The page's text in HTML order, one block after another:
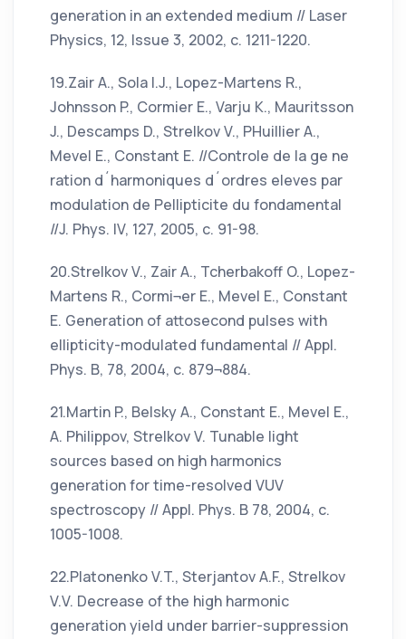
generation in an extended medium // Laser
Physics, 12, Issue 3, 2002, c. 1211-1220.
19.Zair A., Sola I.J., Lopez-Martens R.,
Johnsson P., Cormier E., Varju K., Mauritsson
J., Descamps D., Strelkov V., PHuillier A.,
Mevel E., Constant E. //Controle de la ge ne
ration d´harmoniques d´ordres eleves par
modulation de Pellipticite du fondamental
//J. Phys. IV, 127, 2005, c. 91-98.
20.Strelkov V., Zair A., Tcherbakoff O., Lopez-
Martens R., Cormi¬er E., Mevel E., Constant
E. Generation of attosecond pulses with
ellipticity-modulated fundamental // Appl.
Phys. B, 78, 2004, c. 879¬884.
21.Martin P., Belsky A., Constant E., Mevel E.,
A. Philippov, Strelkov V. Tunable light
sources based on high harmonics
generation for time-resolved VUV
spectroscopy // Appl. Phys. В 78, 2004, с.
1005-1008.
22.Platonenko V.T., Sterjantov A.F., Strelkov
V.V. Decrease of the high harmonic
generation yield under barrier-suppression